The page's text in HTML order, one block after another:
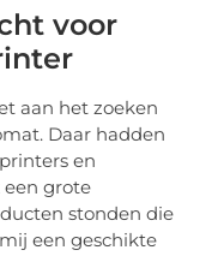
voor
aan het zoeken
Daar hadden
en
een grote
stonden die
een geschikte